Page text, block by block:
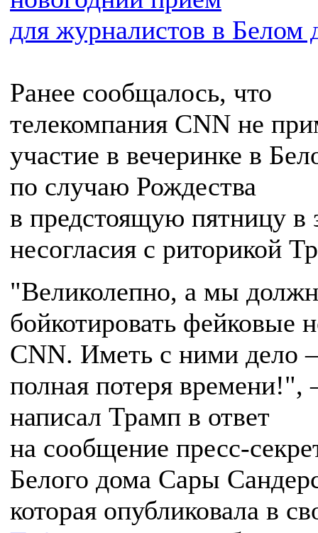
для журналистов в Белом
Ранее сообщалось, что
телекомпания CNN не
участие в вечеринке в
по случаю Рождества
в предстоящую пятницу в
несогласия с риторикой
"Великолепно, а мы
бойкотировать фейковые
CNN. Иметь с ними дело
полная потеря
написал Трамп в ответ
на сообщение пресс-
Белого дома Сары
которая опубликовала в